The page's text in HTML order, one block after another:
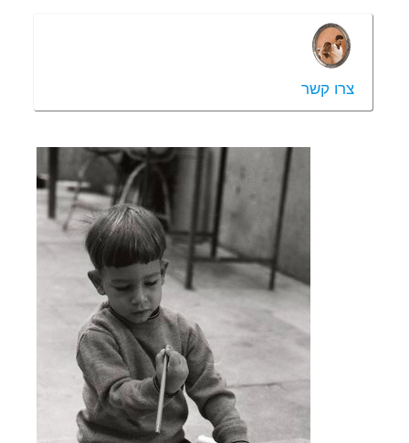
צרו קשר